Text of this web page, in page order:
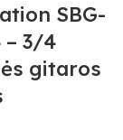
SBG-
– 3/4
gitaros